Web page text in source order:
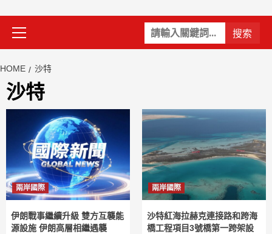
關
鍵
Primary
Menu
HOME 沙特
沙特
兩岸國際
伊朗戰事繼續升級 雙方互襲能
源設施 伊朗高層相繼遇襲
兩岸國際
沙特紅海拉赫克連接路和跨海
橋工程項目3號橋第一跨架設